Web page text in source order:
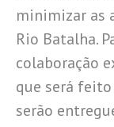
minimizar as
Rio Batalha.
colaboração
que será
serão